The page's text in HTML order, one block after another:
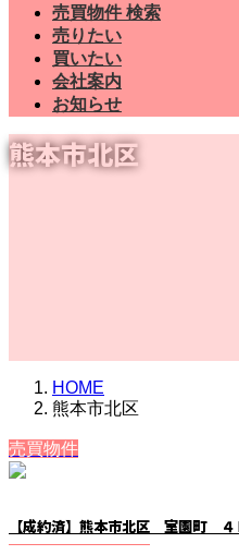
売買物件 検索
売りたい
買いたい
会社案内
お知らせ
熊本市北区
HOME
熊本市北区
売買物件
【成約済】熊本市北区 室園町